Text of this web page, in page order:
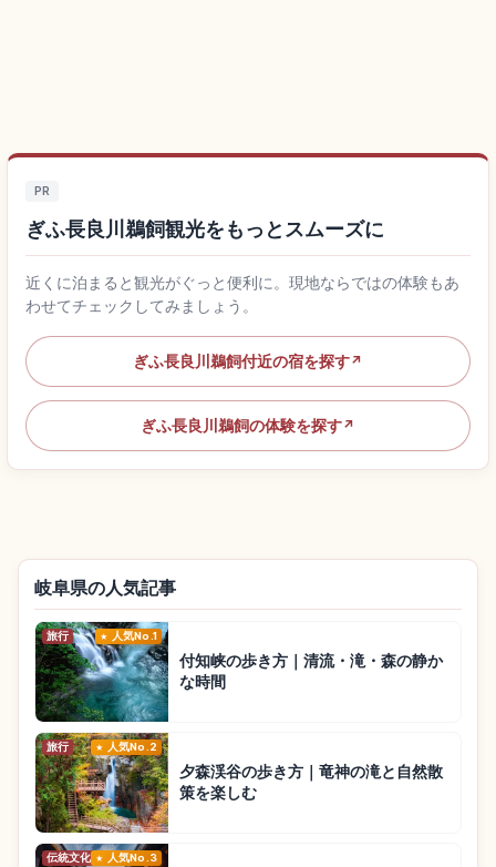
PR
ぎふ長良川鵜飼観光をもっとスムーズに
近くに泊まると観光がぐっと便利に。現地ならではの体験もあ
わせてチェックしてみましょう。
ぎふ長良川鵜飼付近の宿を探す↗
ぎふ長良川鵜飼の体験を探す↗
岐阜県の人気記事
旅行 人気No.1
付知峡の歩き方｜清流・滝・森の静か
な時間
旅行 人気No.2
夕森渓谷の歩き方｜竜神の滝と自然散
策を楽しむ
伝統文化 人気No.3